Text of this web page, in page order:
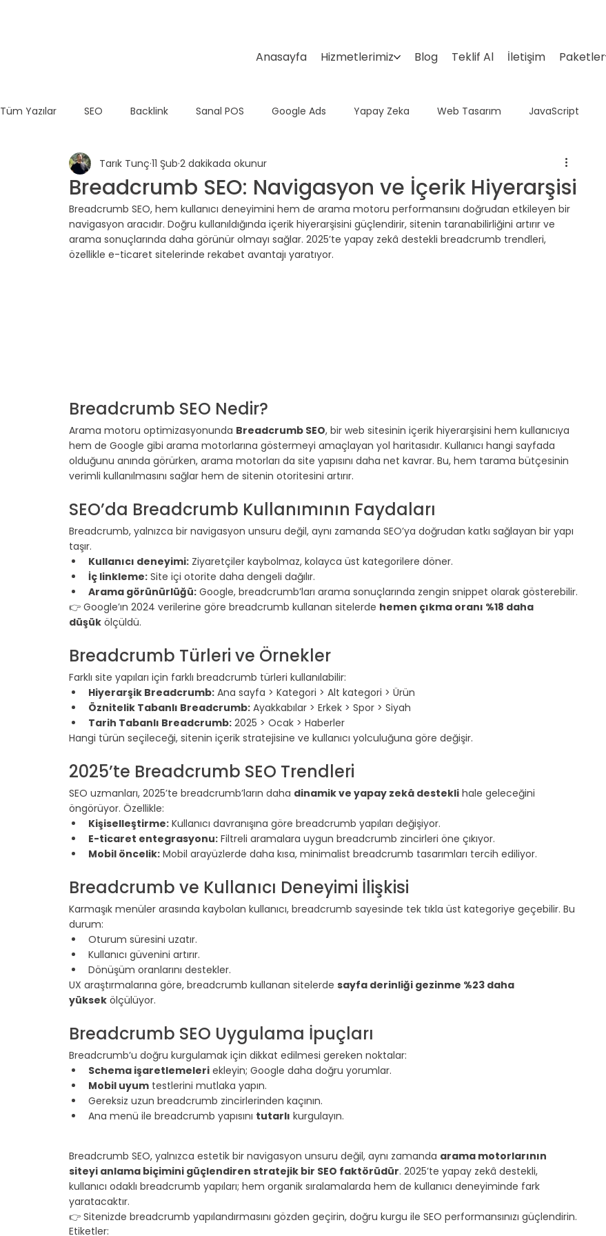
Anasayfa Hizmetlerimiz Blog Teklif Al İletişim Paketler
Tüm Yazılar SEO Backlink Sanal POS Google Ads Yapay Zeka Web Tasarım JavaScript
Temel SEO E-Ticaret Teknik SEO Wix
Breadcrumb SEO: Navigasyon ve İçerik Hiyerarşisi
Tarık Tunç 11 Şub 2 dakikada okunur
Breadcrumb SEO, hem kullanıcı deneyimini hem de arama motoru performansını doğrudan etkileyen bir
navigasyon aracıdır. Doğru kullanıldığında içerik hiyerarşisini güçlendirir, sitenin taranabilirliğini artırır ve
arama sonuçlarında daha görünür olmayı sağlar. 2025’te yapay zekâ destekli breadcrumb trendleri,
özellikle e-ticaret sitelerinde rekabet avantajı yaratıyor.
Breadcrumb SEO Nedir?
Arama motoru optimizasyonunda Breadcrumb SEO, bir web sitesinin içerik hiyerarşisini hem kullanıcıya
hem de Google gibi arama motorlarına göstermeyi amaçlayan yol haritasıdır. Kullanıcı hangi sayfada
olduğunu anında görürken, arama motorları da site yapısını daha net kavrar. Bu, hem tarama bütçesinin
verimli kullanılmasını sağlar hem de sitenin otoritesini artırır.
SEO’da Breadcrumb Kullanımının Faydaları
Breadcrumb, yalnızca bir navigasyon unsuru değil, aynı zamanda SEO’ya doğrudan katkı sağlayan bir yapı
taşır.
Kullanıcı deneyimi: Ziyaretçiler kaybolmaz, kolayca üst kategorilere döner.
İç linkleme: Site içi otorite daha dengeli dağılır.
Arama görünürlüğü: Google, breadcrumb’ları arama sonuçlarında zengin snippet olarak gösterebilir.
👉 Google’ın 2024 verilerine göre breadcrumb kullanan sitelerde hemen çıkma oranı %18 daha
düşük ölçüldü.
Breadcrumb Türleri ve Örnekler
Farklı site yapıları için farklı breadcrumb türleri kullanılabilir:
Hiyerarşik Breadcrumb: Ana sayfa > Kategori > Alt kategori > Ürün
Öznitelik Tabanlı Breadcrumb: Ayakkabılar > Erkek > Spor > Siyah
Tarih Tabanlı Breadcrumb: 2025 > Ocak > Haberler
Hangi türün seçileceği, sitenin içerik stratejisine ve kullanıcı yolculuğuna göre değişir.
2025’te Breadcrumb SEO Trendleri
SEO uzmanları, 2025’te breadcrumb’ların daha dinamik ve yapay zekâ destekli hale geleceğini
öngörüyor. Özellikle:
Kişiselleştirme: Kullanıcı davranışına göre breadcrumb yapıları değişiyor.
E-ticaret entegrasyonu: Filtreli aramalara uygun breadcrumb zincirleri öne çıkıyor.
Mobil öncelik: Mobil arayüzlerde daha kısa, minimalist breadcrumb tasarımları tercih ediliyor.
Breadcrumb ve Kullanıcı Deneyimi İlişkisi
Karmaşık menüler arasında kaybolan kullanıcı, breadcrumb sayesinde tek tıkla üst kategoriye geçebilir. Bu
durum:
Oturum süresini uzatır.
Kullanıcı güvenini artırır.
Dönüşüm oranlarını destekler.
UX araştırmalarına göre, breadcrumb kullanan sitelerde sayfa derinliği gezinme %23 daha
yüksek ölçülüyor.
Breadcrumb SEO Uygulama İpuçları
Breadcrumb’u doğru kurgulamak için dikkat edilmesi gereken noktalar:
Schema işaretlemeleri ekleyin; Google daha doğru yorumlar.
Mobil uyum testlerini mutlaka yapın.
Gereksiz uzun breadcrumb zincirlerinden kaçının.
Ana menü ile breadcrumb yapısını tutarlı kurgulayın.
Breadcrumb SEO, yalnızca estetik bir navigasyon unsuru değil, aynı zamanda arama motorlarının
siteyi anlama biçimini güçlendiren stratejik bir SEO faktörüdür. 2025’te yapay zekâ destekli,
kullanıcı odaklı breadcrumb yapıları; hem organik sıralamalarda hem de kullanıcı deneyiminde fark
yaratacaktır.
👉 Sitenizde breadcrumb yapılandırmasını gözden geçirin, doğru kurgu ile SEO performansınızı güçlendirin.
Etiketler: